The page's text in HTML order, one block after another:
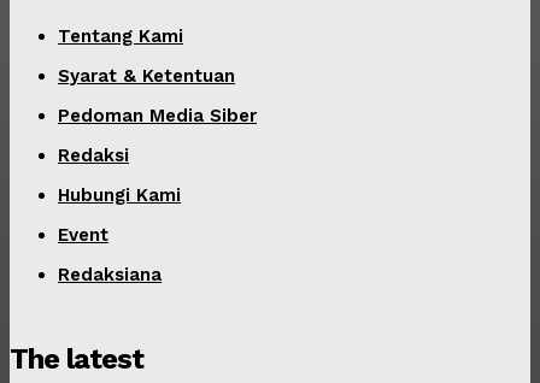
Tentang Kami
Syarat & Ketentuan
Pedoman Media Siber
Redaksi
Hubungi Kami
Event
Redaksiana
The latest